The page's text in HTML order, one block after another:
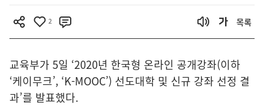
2 목록
교육부가 5일 ‘2020년 한국형 온라인 공개강좌(이하
‘케이무크’, ‘K-MOOC’) 선도대학 및 신규 강좌 선정 결
과’를 발표했다.